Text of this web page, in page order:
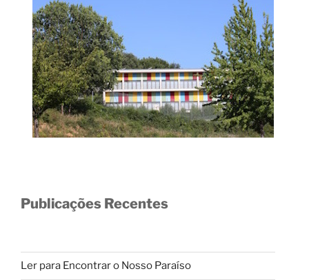
Publicações Recentes
Ler para Encontrar o Nosso Paraíso